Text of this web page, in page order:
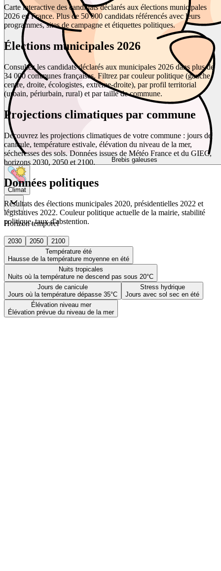
Brebis galeuses
Climat
Horizon temporel
2030 2050
2100
Température été
Hausse de la température moyenne en été
Nuits tropicales
Nuits où la température ne descend pas sous 20°C
Jours de canicule
Jours où la température dépasse 35°C
Stress hydrique
Jours avec sol sec en été
Élévation niveau mer
Élévation prévue du niveau de la mer
Carte interactive des candidats déclarés aux élections municipales
2026 en France. Plus de 50 000 candidats référencés avec leurs
programmes, sites de campagne et étiquettes politiques.
Élections municipales 2026
Consultez les candidats déclarés aux municipales 2026 dans plus de
34 000 communes françaises. Filtrez par couleur politique (gauche,
centre, droite, écologistes, extrême-droite), par profil territorial
(urbain, périurbain, rural) et par taille de commune.
Projections climatiques par commune
Découvrez les projections climatiques de votre commune : jours de
canicule, température estivale, élévation du niveau de la mer,
sécheresses des sols. Données issues de Météo France et du GIEC,
horizons 2030, 2050 et 2100.
Données politiques
Résultats des élections municipales 2020, présidentielles 2022 et
législatives 2022. Couleur politique actuelle de la mairie, stabilité
politique, taux d'abstention.